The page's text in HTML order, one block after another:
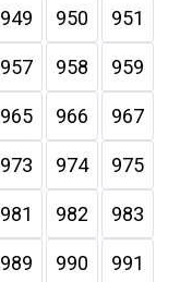
949 950 951
957 958 959
965 966 967
973 974 975
981 982 983
989 990 991